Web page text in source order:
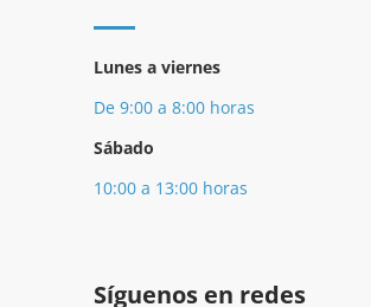
Lunes a viernes
De 9:00 a 8:00 horas
Sábado
10:00 a 13:00 horas
Síguenos en redes